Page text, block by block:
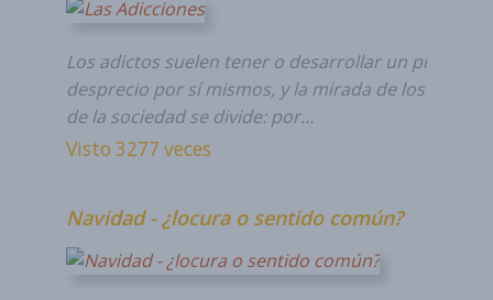
Los adictos suelen tener o desarrollar un profundo
desprecio por sí mismos, y la mirada de los
de la sociedad se divide: por…
Visto 3277 veces
Navidad - ¿locura o sentido común?